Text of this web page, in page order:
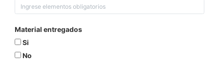
Material entregados
Si
No